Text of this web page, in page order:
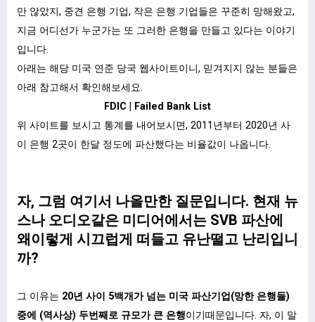
만 않았지, 중견 은행 기업, 작은 은행 기업들은 꾸준히 망해왔고,
지금 어디선가 누군가는 또 그러한 은행을 만들고 있다는 이야기
입니다.
아래는 해당 미국 연준 당국 웹사이트이니, 믿겨지지 않는 분들은
아래 참고해서 확인해보세요.
FDIC | Failed Bank List
위 사이트를 보시고 통계를 내어보시면, 2011년부터 2020년 사
이 은행 2곳이 한달 정도에 파산했다는 비율값이 나옵니다.
자, 그럼 여기서 나올만한 질문입니다. 현재 뉴
스나 오디오같은 미디어에서는 SVB 파산에
왜이렇게 시끄럽게 떠들고 유난떨고 난리입니
까?
그 이유는 20년 사이 5백개가 넘는 미국 파산기업(망한 은행들)
중에 (역사상) 두번째로 규모가 큰 은행이기때문입니다. 자, 이 말